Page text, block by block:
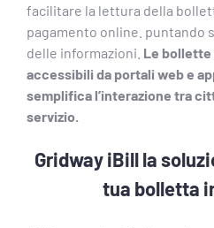
facilitare la lettura della
pagamento online. puntando
delle informazioni. Le
accessibili da portali web e
semplifica l’interazione tra
servizio.
Gridway iBill la
tua bolletta